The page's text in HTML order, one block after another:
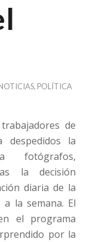
, POLÍTICA
de
despedidos la
fotógrafos,
la decisión
diaria de la
la semana. El
el programa
por la